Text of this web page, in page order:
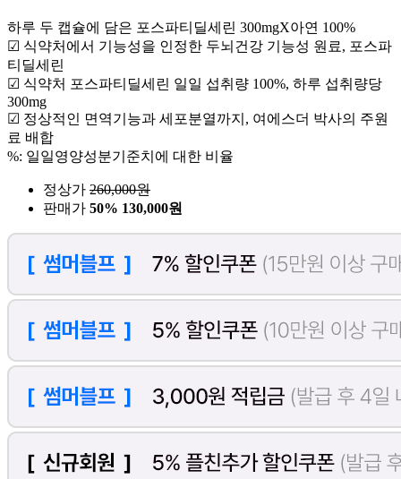
하루 두 캡슐에 담은 포스파티딜세린 300mgX아연 100%
☑ 식약처에서 기능성을 인정한 두뇌건강 기능성 원료, 포스파
티딜세린
☑ 식약처 포스파티딜세린 일일 섭취량 100%, 하루 섭취량당
300mg
☑ 정상적인 면역기능과 세포분열까지, 여에스더 박사의 주원
료 배합
%: 일일영양성분기준치에 대한 비율
정상가 260,000원
판매가 50% 130,000원